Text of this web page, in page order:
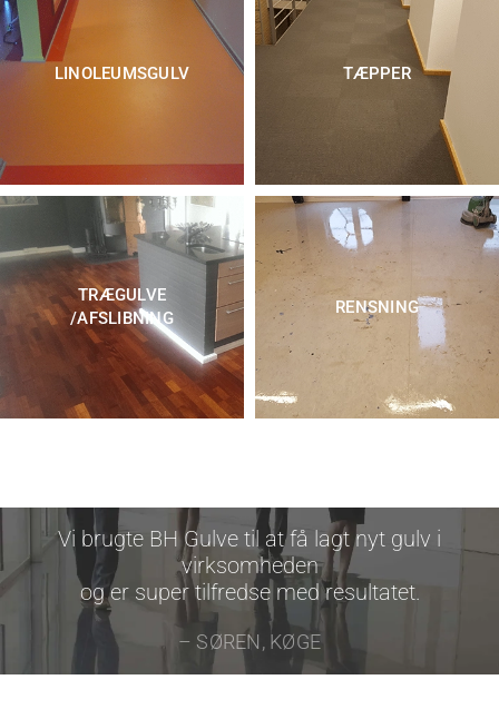
LINOLEUMSGULV TÆPPER
TRÆGULVE
/AFSLIBNING
RENSNING
Fantastisk samarbejde og godt håndværk
leveret til tiden
– NIELS, NÆSTVED